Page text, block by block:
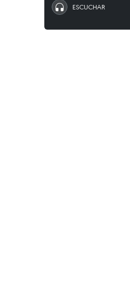
ESCUCHAR